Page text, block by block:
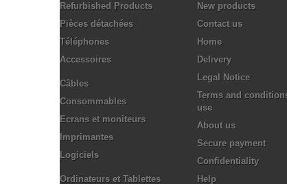
Refurbished Products
Pièces détachées
Téléphones
Accessoires
Câbles
Consommables
Ecrans et moniteurs
Imprimantes
Logiciels
Ordinateurs et Tablettes
New products
Contact us
Home
Delivery
Legal Notice
Terms and
use
About us
Secure payment
Confidentiality
Help